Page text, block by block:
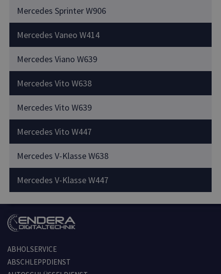
Mercedes Sprinter W906
Mercedes Vaneo W414
Mercedes Viano W639
Mercedes Vito W638
Mercedes Vito W639
Mercedes Vito W447
Mercedes V-Klasse W638
Mercedes V-Klasse W447
ABHOLSERVICE
ABSCHLEPPDIENST